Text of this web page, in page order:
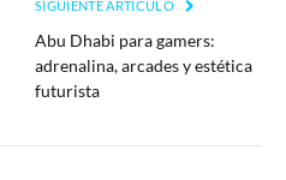
SIGUIENTE ARTÍCULO
Abu Dhabi para gamers:
adrenalina, arcades y estética
futurista